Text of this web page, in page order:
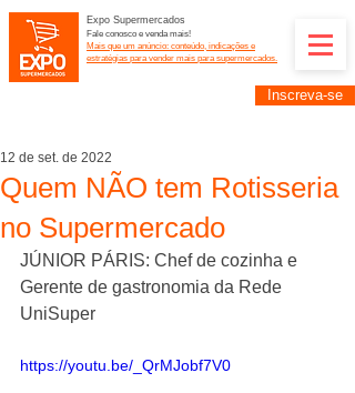
Expo Supermercados
Fale conosco e venda mais!
Mais que um anúncio: conteúdo, indicações e
estratégias para vender mais para supermercados.
Inscreva-se
Quem NÃO tem Rotisseria
no Supermercado
12 de set. de 2022
JÚNIOR PÁRIS: Chef de cozinha e
Gerente de gastronomia da Rede
UniSuper
https://youtu.be/_QrMJobf7V0